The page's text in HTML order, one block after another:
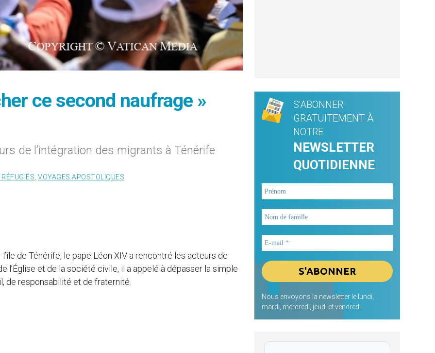
ce second naufrage »
de l’intégration des migrants à Ténérife
VOYAGES APOSTOLIQUES
de Ténérife, le pape Léon XIV a rencontré les acteurs de
l’Église et de la société civile, il a appelé à dépasser la simple
de responsabilité et de fraternité.
S'ABONNER
GRATUITEMENT À
NOTRE
NEWSLETTER
QUOTIDIENNE
Nous envoyons la newsletter le lundi,
mardi, mercredi, jeudi et vendredi